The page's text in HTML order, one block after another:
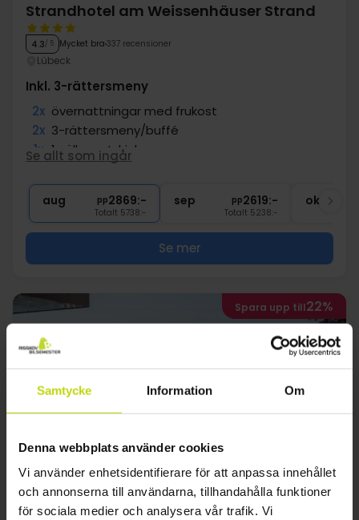
Samtycke Information Om
Denna webbplats använder cookies
Vi använder enhetsidentifierare för att anpassa innehållet
och annonserna till användarna, tillhandahålla funktioner
för sociala medier och analysera vår trafik. Vi
Strandhotel am Weissenhäuser Strand
4.3/ 5 Mycket bra 337 recensioner
Lübeck
Inkl. 3-rättersmeny
2x övernattningar med frukost
2x 3-rättersmeny/buffé
1x 1 välkomstdrink
flaska vin på rummet (att dela)
2x Tillgång till pool, bastu & gym
Se allt som ingår
aug pp2869:-
Totalt 5738:-
sep pp2619:-
Totalt 5238:-
okt
Se mer
Spara upp till22%
Intermar Hotel & Apartments
4.3/ 5 Mycket bra 117 recensioner